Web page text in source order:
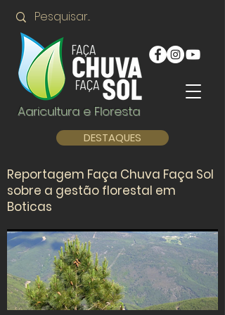
Agricultura e Floresta
DESTAQUES
Reportagem Faça Chuva Faça Sol
sobre a gestão florestal em
Boticas